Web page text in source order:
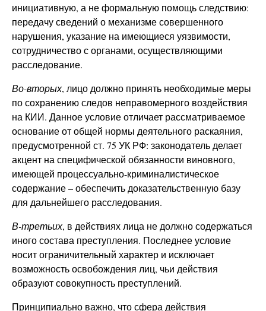
инициативную, а не формальную помощь следствию:
передачу сведений о механизме совершенного
нарушения, указание на имеющиеся уязвимости,
сотрудничество с органами, осуществляющими
расследование.
Во-вторых, лицо должно принять необходимые меры
по сохранению следов неправомерного воздействия
на КИИ. Данное условие отличает рассматриваемое
основание от общей нормы деятельного раскаяния,
предусмотренной ст. 75 УК РФ: законодатель делает
акцент на специфической обязанности виновного,
имеющей процессуально-криминалистическое
содержание – обеспечить доказательственную базу
для дальнейшего расследования.
В-третьих, в действиях лица не должно содержаться
иного состава преступления. Последнее условие
носит ограничительный характер и исключает
возможность освобождения лиц, чьи действия
образуют совокупность преступлений.
Принципиально важно, что сфера действия